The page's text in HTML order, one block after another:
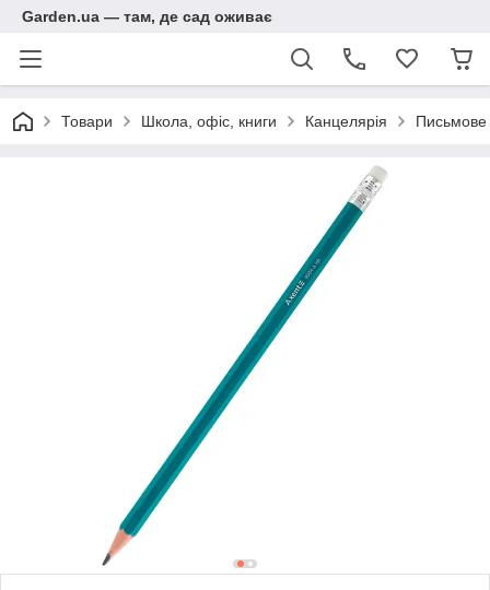
Garden.ua — там, де сад оживає
Товари Школа, офіс, книги Канцелярія